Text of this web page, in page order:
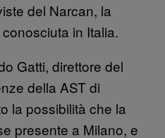
del Narcan, la
in Italia.
Gatti, direttore del
della AST di
la possibilità che la
presente a Milano, e